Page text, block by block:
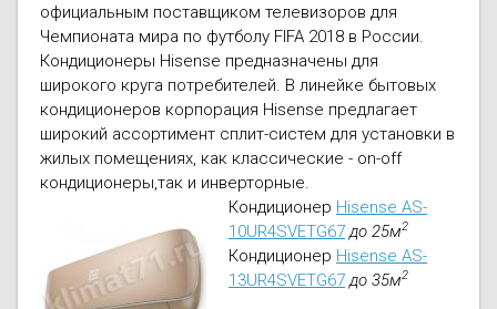
официальным поставщиком телевизоров для
Чемпионата мира по футболу FIFA 2018 в России.
Кондиционеры Hisense предназначены для
широкого круга потребителей. В линейке бытовых
кондиционеров корпорация Hisense предлагает
широкий ассортимент сплит-систем для установки в
жилых помещениях, как классические - on-off
кондиционеры,так и инверторные.
Кондиционер Hisense AS-
10UR4SVETG67 до 25м2
Кондиционер Hisense AS-
13UR4SVETG67 до 35м2